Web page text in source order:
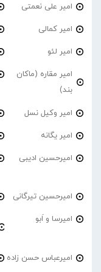
امیر علی نعمتی
امیر کمالی
امیر لئو
امیر مقاره (ماکان
بند)
امیر وکیل نسل
امیر یگانه
امیرحسین ادیبی
امیرحسین تیرگانی
امیرسا و اَبو
امیرعباس حسن زاده